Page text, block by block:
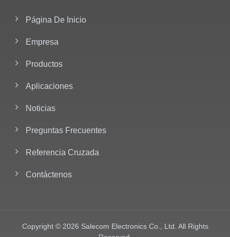
Página De Inicio
Empresa
Productos
Aplicaciones
Noticias
Preguntas Frecuentes
Referencia Cruzada
Contáctenos
Copyright © 2026 Salecom Electronics Co., Ltd. All Rights